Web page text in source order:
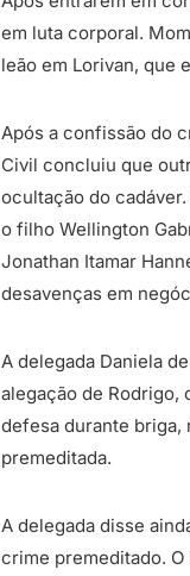
em luta corporal.
leão em Lorivan, que
Após a confissão do
Civil concluiu que
ocultação do
o filho Wellington
Jonathan Itamar
desavenças em
A delegada Daniela
alegação de Rodrigo,
defesa durante briga,
premeditada.
A delegada disse
crime premeditado.